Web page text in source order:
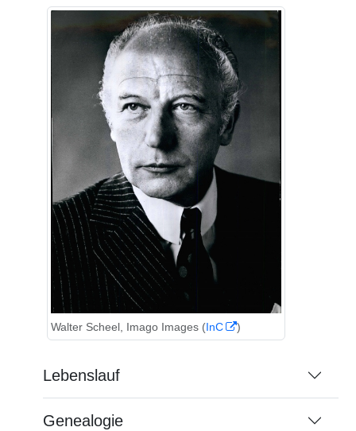
Walter Scheel, Imago Images (InC )
Lebenslauf
Genealogie